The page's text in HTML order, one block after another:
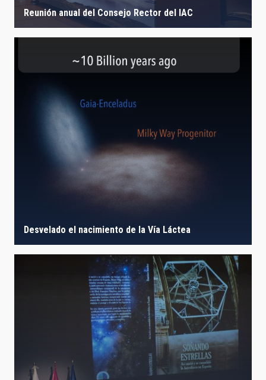
Reunión anual del Consejo Rector del IAC
Desvelado el nacimiento de la Vía Láctea